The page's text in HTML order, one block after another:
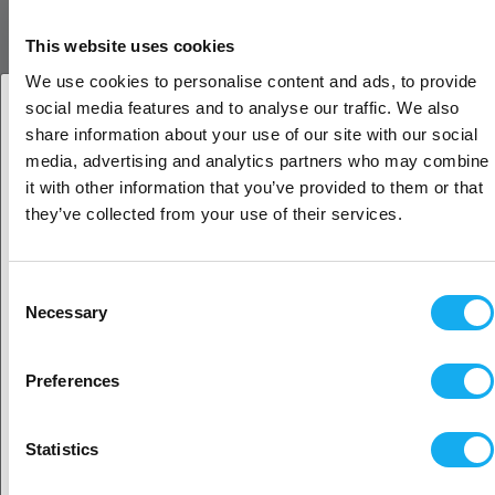
This website uses cookies
We use cookies to personalise content and ads, to provide
social media features and to analyse our traffic. We also
share information about your use of our site with our social
media, advertising and analytics partners who may combine
it with other information that you’ve provided to them or that
they’ve collected from your use of their services.
Selection
Necessary
Preferences
Statistics
Vaikka PLA ei ole yhtä vahvaa kuin muut materiaalit, kuten ABS tai
PETG, se tarjoaa riittävän lujuuden ja kestävyyden moniin
koristeellisiin ja toiminnallisiin sovelluksiin, erityisesti sellaisiin,
joissa viimeistely on tärkeämpää kuin mekaaninen lujuus.
Korkea laatu
Tarkoin valituista raaka-aineista valmistettu PrimaSELECT PLA takaa
joka kerta sujuvan ja luotettavan tulostusprosessin. Saat tarkkuutta
SELECT PLA on saatavana kiiltävänä, satiinisena, pastellivärisenä,
hehkuvana.
Gradientin avulla
Oletko yritys- vai yksityisasiakas?
Yritysasiakas